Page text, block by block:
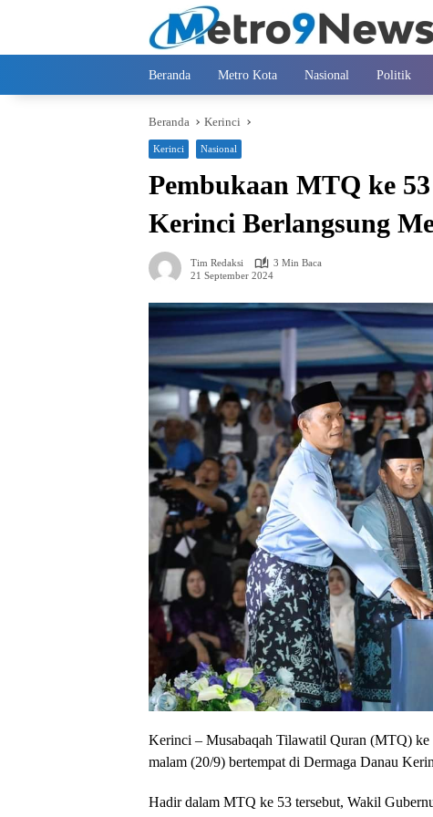
Beranda Metro Kota Nasional Politik
Beranda Kerinci
Kerinci Nasional
Pembukaan MTQ ke
Kerinci Berlangsung
Tim Redaksi
3 Min Baca
21 September 2024
Kerinci – Musabaqah Tilawatil Quran (MTQ)
malam (20/9) bertempat di Dermaga Danau
Hadir dalam MTQ ke 53 tersebut, Wakil